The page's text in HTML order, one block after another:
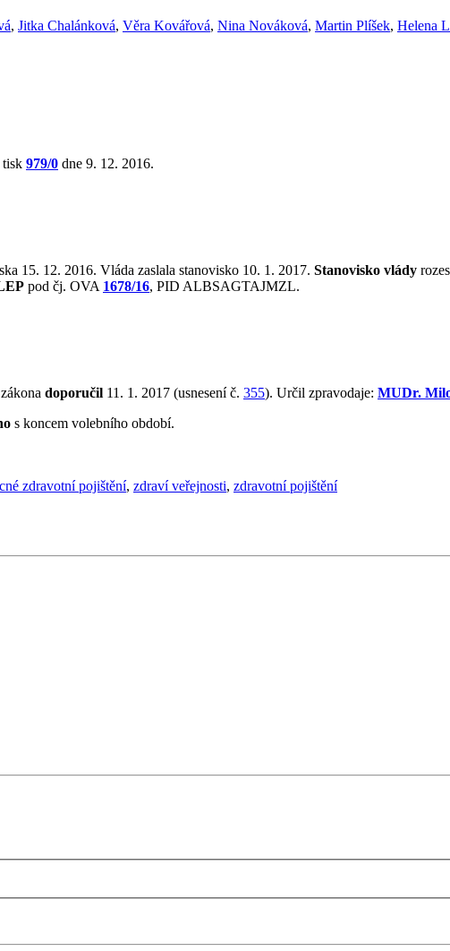
, Jitka Chalánková, Věra Kovářová, Nina Nováková, Martin Plíšek, Helena
tisk 979/0 dne 9. 12. 2016.
15. 12. 2016. Vláda zaslala stanovisko 10. 1. 2017. Stanovisko vlády
pod čj. OVA 1678/16, PID ALBSAGTAJMZL.
doporučil 11. 1. 2017 (usnesení č. 355). Určil zpravodaje: MUDr.
s koncem volebního období.
zdravotní pojištění, zdraví veřejnosti, zdravotní pojištění